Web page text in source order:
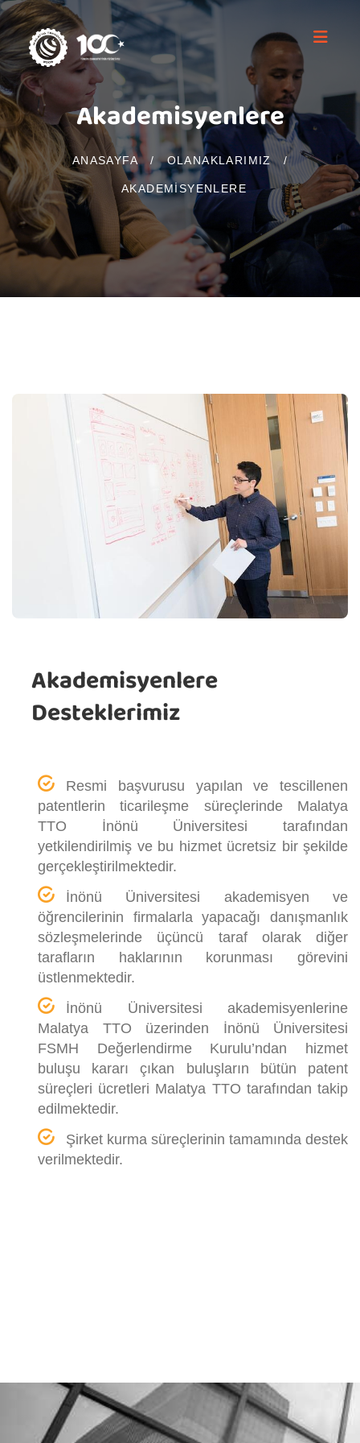
Akademisyenlere
ANASAYFA / OLANAKLARIMIZ /
AKADEMISYENLERE
Akademisyenlere
Desteklerimiz
Resmi başvurusu yapılan ve tescillenen
patentlerin ticarileşme süreçlerinde Malatya
TTO İnönü Üniversitesi tarafından
yetkilendirilmiş ve bu hizmet ücretsiz bir şekilde
gerçekleştirilmektedir.
İnönü Üniversitesi akademisyen ve
öğrencilerinin firmalarla yapacağı danışmanlık
sözleşmelerinde üçüncü taraf olarak diğer
tarafların haklarının korunması görevini
üstlenmektedir.
İnönü Üniversitesi akademisyenlerine
Malatya TTO üzerinden İnönü Üniversitesi
FSMH Değerlendirme Kurulu’ndan hizmet
buluşu kararı çıkan buluşların bütün patent
süreçleri ücretleri Malatya TTO tarafından takip
edilmektedir.
Şirket kurma süreçlerinin tamamında destek
verilmektedir.